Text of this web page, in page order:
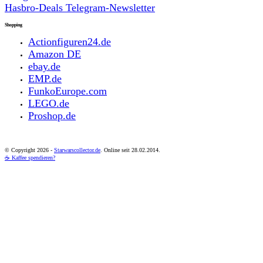
Hasbro-Deals Telegram-Newsletter
Shopping
Actionfiguren24.de
Amazon DE
ebay.de
EMP.de
FunkoEurope.com
LEGO.de
Proshop.de
© Copyright 2026 - Starwarscollector.de . Online seit 28.02.2014.
☕ Kaffee spendieren?